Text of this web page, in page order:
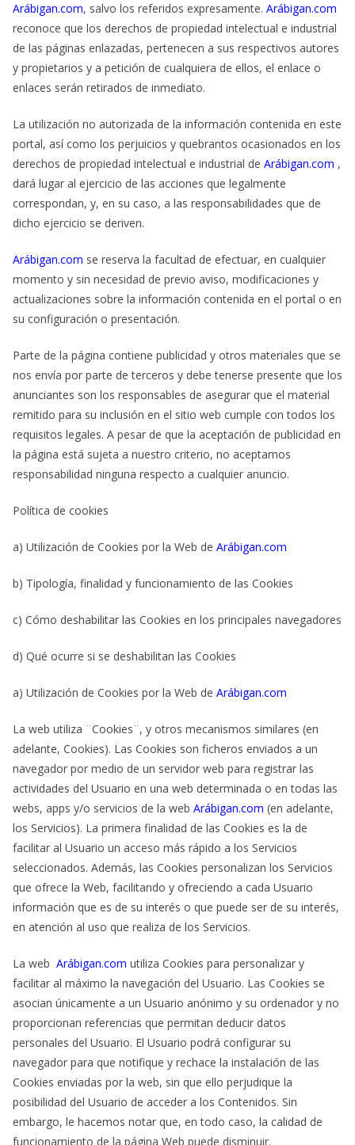
Arábigan.com, salvo los referidos expresamente. Arábigan.com
reconoce que los derechos de propiedad intelectual e industrial
de las páginas enlazadas, pertenecen a sus respectivos autores
y propietarios y a petición de cualquiera de ellos, el enlace o
enlaces serán retirados de inmediato.
La utilización no autorizada de la información contenida en este
portal, así como los perjuicios y quebrantos ocasionados en los
derechos de propiedad intelectual e industrial de Arábigan.com ,
dará lugar al ejercicio de las acciones que legalmente
correspondan, y, en su caso, a las responsabilidades que de
dicho ejercicio se deriven.
Arábigan.com se reserva la facultad de efectuar, en cualquier
momento y sin necesidad de previo aviso, modificaciones y
actualizaciones sobre la información contenida en el portal o en
su configuración o presentación.
Parte de la página contiene publicidad y otros materiales que se
nos envía por parte de terceros y debe tenerse presente que los
anunciantes son los responsables de asegurar que el material
remitido para su inclusión en el sitio web cumple con todos los
requisitos legales. A pesar de que la aceptación de publicidad en
la página está sujeta a nuestro criterio, no aceptamos
responsabilidad ninguna respecto a cualquier anuncio.
Política de cookies
a) Utilización de Cookies por la Web de Arábigan.com
b) Tipología, finalidad y funcionamiento de las Cookies
c) Cómo deshabilitar las Cookies en los principales navegadores
d) Qué ocurre si se deshabilitan las Cookies
a) Utilización de Cookies por la Web de Arábigan.com
La web utiliza ¨Cookies¨, y otros mecanismos similares (en
adelante, Cookies). Las Cookies son ficheros enviados a un
navegador por medio de un servidor web para registrar las
actividades del Usuario en una web determinada o en todas las
webs, apps y/o servicios de la web Arábigan.com (en adelante,
los Servicios). La primera finalidad de las Cookies es la de
facilitar al Usuario un acceso más rápido a los Servicios
seleccionados. Además, las Cookies personalizan los Servicios
que ofrece la Web, facilitando y ofreciendo a cada Usuario
información que es de su interés o que puede ser de su interés,
en atención al uso que realiza de los Servicios.
La web Arábigan.com utiliza Cookies para personalizar y
facilitar al máximo la navegación del Usuario. Las Cookies se
asocian únicamente a un Usuario anónimo y su ordenador y no
proporcionan referencias que permitan deducir datos
personales del Usuario. El Usuario podrá configurar su
navegador para que notifique y rechace la instalación de las
Cookies enviadas por la web, sin que ello perjudique la
posibilidad del Usuario de acceder a los Contenidos. Sin
embargo, le hacemos notar que, en todo caso, la calidad de
funcionamiento de la página Web puede disminuir.